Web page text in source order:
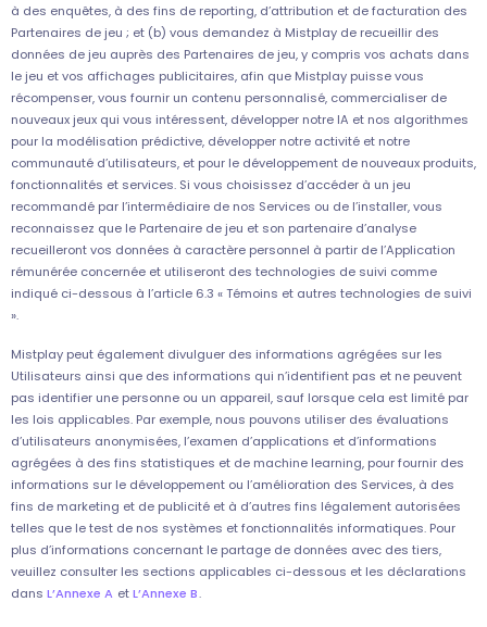
à des enquêtes, à des fins de reporting, d’attribution et de facturation des
Partenaires de jeu ; et (b) vous demandez à Mistplay de recueillir des
données de jeu auprès des Partenaires de jeu, y compris vos achats dans
le jeu et vos affichages publicitaires, afin que Mistplay puisse vous
récompenser, vous fournir un contenu personnalisé, commercialiser de
nouveaux jeux qui vous intéressent, développer notre IA et nos algorithmes
pour la modélisation prédictive, développer notre activité et notre
communauté d’utilisateurs, et pour le développement de nouveaux produits,
fonctionnalités et services. Si vous choisissez d’accéder à un jeu
recommandé par l’intermédiaire de nos Services ou de l’installer, vous
reconnaissez que le Partenaire de jeu et son partenaire d’analyse
recueilleront vos données à caractère personnel à partir de l’Application
rémunérée concernée et utiliseront des technologies de suivi comme
indiqué ci-dessous à l’article 6.3 « Témoins et autres technologies de suivi
».
Mistplay peut également divulguer des informations agrégées sur les
Utilisateurs ainsi que des informations qui n’identifient pas et ne peuvent
pas identifier une personne ou un appareil, sauf lorsque cela est limité par
les lois applicables. Par exemple, nous pouvons utiliser des évaluations
d’utilisateurs anonymisées, l’examen d’applications et d’informations
agrégées à des fins statistiques et de machine learning, pour fournir des
informations sur le développement ou l’amélioration des Services, à des
fins de marketing et de publicité et à d’autres fins légalement autorisées
telles que le test de nos systèmes et fonctionnalités informatiques. Pour
plus d’informations concernant le partage de données avec des tiers,
veuillez consulter les sections applicables ci-dessous et les déclarations
dans L’Annexe A etL’Annexe B.